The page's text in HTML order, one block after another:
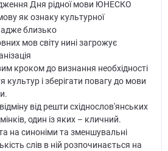
Дня рідної мови ЮНЕСКО
як ознаку культурної
адже близько
мов світу нині загрожує
кроком до визнання необхідності
культур і зберігати повагу до мови
від решти східнослов'янських
один із яких – кличний.
на синоніми та зменшувальні
слів в ній розпочинається на